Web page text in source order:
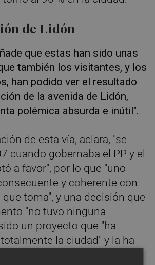
de Lidón
que estas han sido unas
también los visitantes, y los
han podido ver el resultado
de la avenida de Lidón,
polémica absurda e inútil".
de esta vía, aclara, "se
cuando gobernaba el PP y el
a favor", por lo que "uno
y coherente con
que toma", y una decisión que
"no tuvo ninguna
un proyecto que "ha
la ciudad" y la ha